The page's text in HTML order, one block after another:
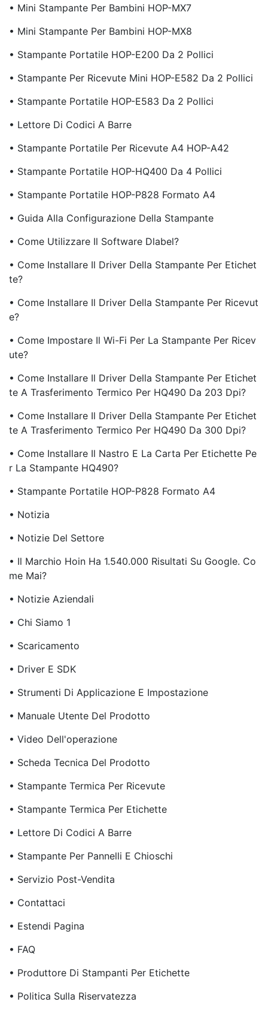
• Mini Stampante Per Bambini HOP-MX7
• Mini Stampante Per Bambini HOP-MX8
• Stampante Portatile HOP-E200 Da 2 Pollici
• Stampante Per Ricevute Mini HOP-E582 Da 2 Pollici
• Stampante Portatile HOP-E583 Da 2 Pollici
• Lettore Di Codici A Barre
• Stampante Portatile Per Ricevute A4 HOP-A42
• Stampante Portatile HOP-HQ400 Da 4 Pollici
• Stampante Portatile HOP-P828 Formato A4
• Guida Alla Configurazione Della Stampante
• Come Utilizzare Il Software Dlabel?
• Come Installare Il Driver Della Stampante Per Etichet
Te?
• Come Installare Il Driver Della Stampante Per Ricevut
E?
• Come Impostare Il Wi-Fi Per La Stampante Per Ricev
Ute?
• Come Installare Il Driver Della Stampante Per Etichet
Te A Trasferimento Termico Per HQ490 Da 203 Dpi?
• Come Installare Il Driver Della Stampante Per Etichet
Te A Trasferimento Termico Per HQ490 Da 300 Dpi?
• Come Installare Il Nastro E La Carta Per Etichette Pe
R La Stampante HQ490?
• Stampante Portatile HOP-P828 Formato A4
• Notizia
• Notizie Del Settore
• Il Marchio Hoin Ha 1.540.000 Risultati Su Google. Co
Me Mai?
• Notizie Aziendali
• Chi Siamo 1
• Scaricamento
• Driver E SDK
• Strumenti Di Applicazione E Impostazione
• Manuale Utente Del Prodotto
• Video Dell'operazione
• Scheda Tecnica Del Prodotto
• Stampante Termica Per Ricevute
• Stampante Termica Per Etichette
• Lettore Di Codici A Barre
• Stampante Per Pannelli E Chioschi
• Servizio Post-Vendita
• Contattaci
• Estendi Pagina
• FAQ
• Produttore Di Stampanti Per Etichette
• Politica Sulla Riservatezza